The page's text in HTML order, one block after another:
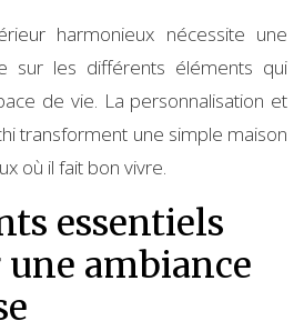
harmonieux nécessite une
sur les différents éléments qui
de vie. La personnalisation et
transforment une simple maison
où il fait bon vivre.
essentiels
ambiance